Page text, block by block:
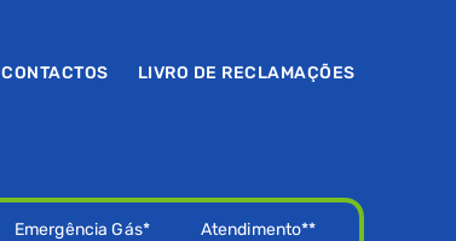
CONTACTOS LIVRO DE RECLAMAÇÕES
Emergência Gás* Atendimento**